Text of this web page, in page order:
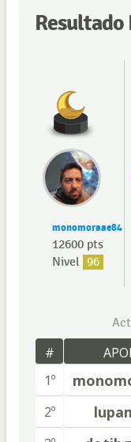
Resultado
monomoraae84
12600 pts
Nivel 96
#
1º
2º